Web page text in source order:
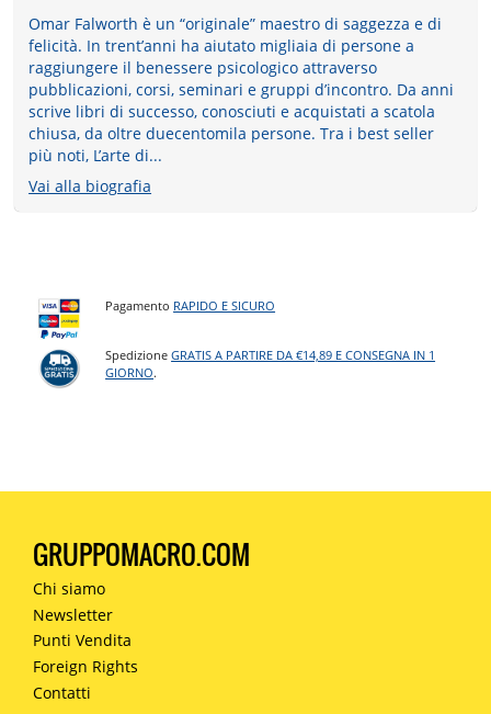
Omar Falworth è un “originale” maestro di saggezza e di
felicità. In trent’anni ha aiutato migliaia di persone a
raggiungere il benessere psicologico attraverso
pubblicazioni, corsi, seminari e gruppi d’incontro. Da anni
scrive libri di successo, conosciuti e acquistati a scatola
chiusa, da oltre duecentomila persone. Tra i best seller
più noti, L’arte di...
Vai alla biografia
Pagamento RAPIDO E SICURO
SpedizioneGRATIS A PARTIRE DA €14,89 E CONSEGNA IN 1
GIORNO.
GRUPPOMACRO.COM
Chi siamo
Newsletter
Punti Vendita
Foreign Rights
Contatti